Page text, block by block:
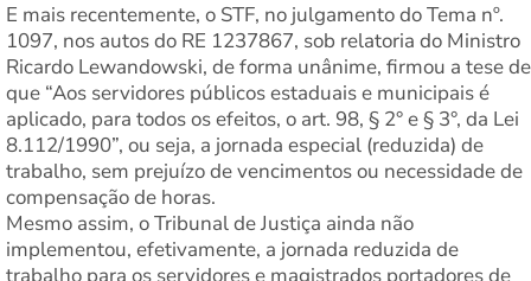
E mais recentemente, o STF, no julgamento do Tema nº.
1097, nos autos do RE 1237867, sob relatoria do Ministro
Ricardo Lewandowski, de forma unânime, firmou a tese de
que “Aos servidores públicos estaduais e municipais é
aplicado, para todos os efeitos, o art. 98, § 2° e § 3°, da Lei
8.112/1990”, ou seja, a jornada especial (reduzida) de
trabalho, sem prejuízo de vencimentos ou necessidade de
compensação de horas.
Mesmo assim, o Tribunal de Justiça ainda não
implementou, efetivamente, a jornada reduzida de